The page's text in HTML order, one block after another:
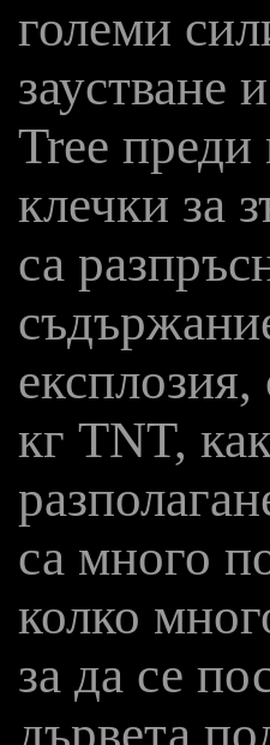
големи
заустване
Tree преди
клечки за
са
кг TNT,
са много
колко
за да се
дървета